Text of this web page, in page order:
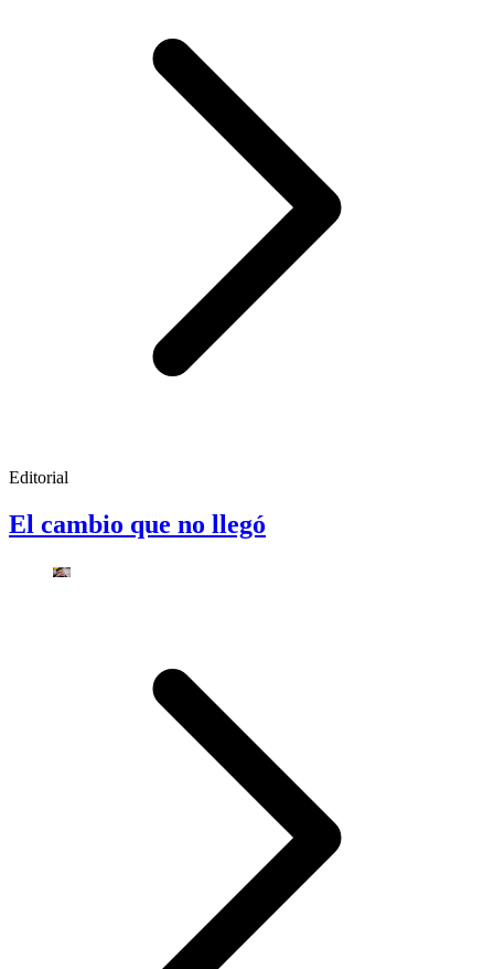
Editorial
El cambio que no llegó